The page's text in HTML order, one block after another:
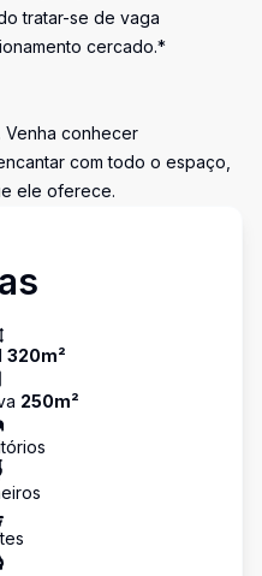
tratar-se de vaga
cercado.*
Venha conhecer
com todo o espaço,
ele oferece.
320m²
250m²
s
s
s